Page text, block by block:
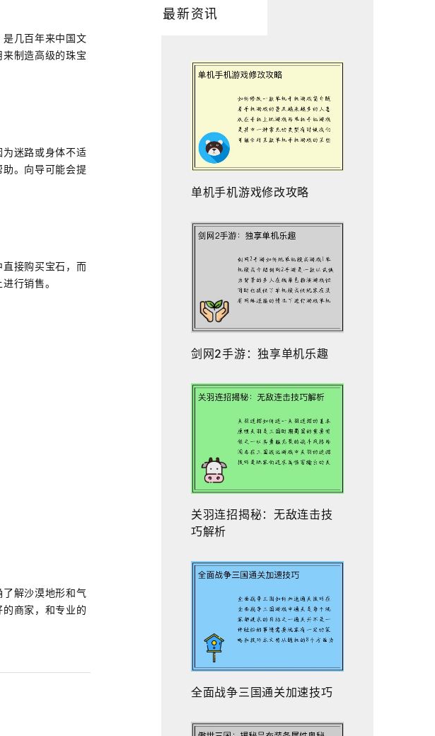
几百年来中国文
制造高级的珠宝
迷路或身体不适
。向导可能会提
接购买宝石，而
行销售。
解沙漠地形和气
商家，和专业的
最新资讯
单机手机游戏修改攻略
剑网2手游：独享单机乐趣
关羽连招揭秘：无敌连击技
巧解析
全面战争三国通关加速技巧